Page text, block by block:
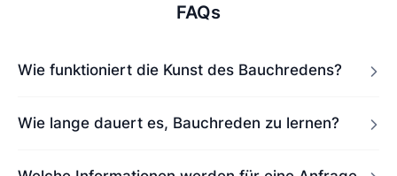
FAQs
Wie funktioniert die Kunst des Bauchredens?
Wie lange dauert es, Bauchreden zu lernen?